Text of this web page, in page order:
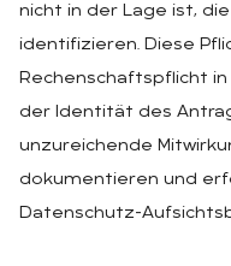
nicht in der Lage ist,
identifizieren. Diese
Rechenschaftspflicht in
der Identität des
unzureichende
dokumentieren und
Datenschutz-